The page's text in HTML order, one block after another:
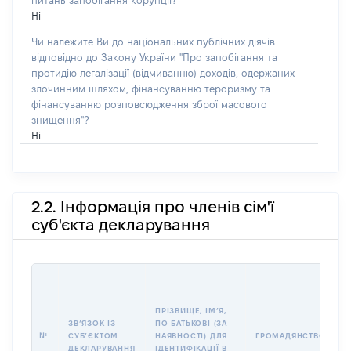
Ні
Чи належите Ви до національних публічних діячів
відповідно до Закону України "Про запобігання та
протидію легалізації (відмиванню) доходів, одержаних
злочинним шляхом, фінансуванню тероризму та
фінансуванню розповсюдження зброї масового
знищення"?
Ні
2.2. Інформація про членів сім'ї
суб'єкта декларування
№
ЗВʼЯЗОК ІЗ
СУБʼЄКТОМ
ДЕКЛАРУВАННЯ
ПРІЗВИЩЕ, ІМʼЯ,
ПО БАТЬКОВІ (ЗА
НАЯВНОСТІ) ДЛЯ
ІДЕНТИФІКАЦІЇ В
ГРОМАДЯНСТВО